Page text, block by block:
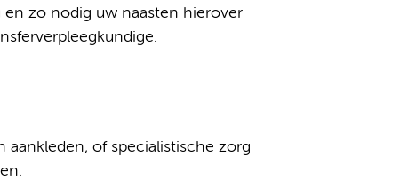
zo nodig uw naasten hierover
aankleden, of specialistische zorg